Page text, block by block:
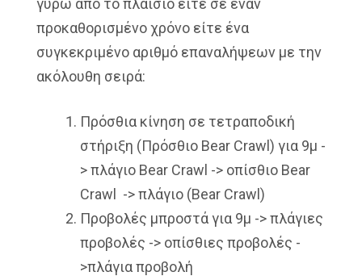
γύρω από το πλαίσιο είτε σε έναν
προκαθορισμένο χρόνο είτε ένα
συγκεκριμένο αριθμό επαναλήψεων με την
ακόλουθη σειρά:
Πρόσθια κίνηση σε τετραποδική
στήριξη (Πρόσθιο Bear Crawl) για 9μ -
> πλάγιο Bear Crawl -> οπίσθιο Bear
Crawl -> πλάγιο (Bear Crawl)
Προβολές μπροστά για 9μ -> πλάγιες
προβολές -> οπίσθιες προβολές -
>πλάγια προβολή